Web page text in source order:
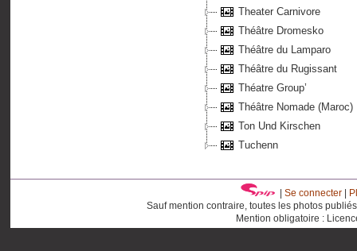
Theater Carnivore
Théâtre Dromesko
Théâtre du Lamparo
Théâtre du Rugissant
Théatre Group’
Théâtre Nomade (Maroc)
Ton Und Kirschen
Tuchenn
Se connecter|
Sauf mention contraire, toutes les photos
Mention obligatoire :